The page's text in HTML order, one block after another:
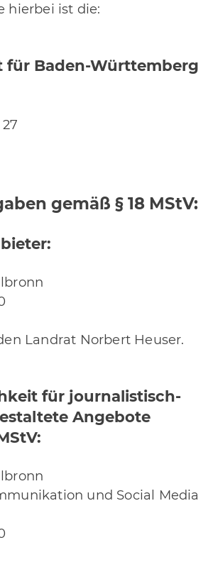
hierbei ist die:
für Baden-Württemberg
gemäß § 18 MStV:
Landrat Norbert Heuser.
für journalistisch-
Angebote
und Social Media